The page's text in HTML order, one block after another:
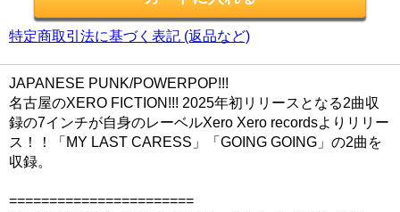
特定商取引法に基づく表記 (返品など)
JAPANESE PUNK/POWERPOP!!!
名古屋のXERO FICTION!!! 2025年初リリースとなる2曲収
録の7インチが自身のレーベルXero Xero recordsよりリリー
ス！！「MY LAST CARESS」「GOING GOING」の2曲を
収録。
=======================